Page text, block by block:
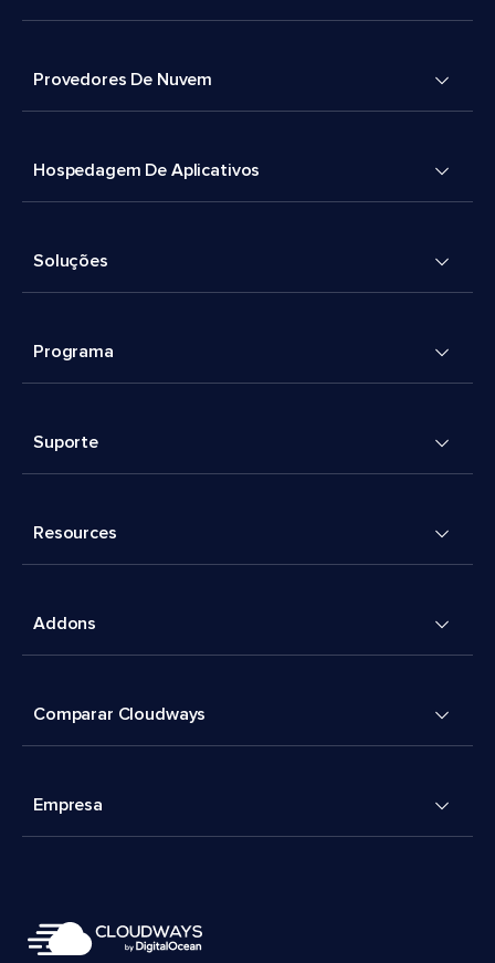
Provedores De Nuvem
Hospedagem De Aplicativos
Soluções
Programa
Suporte
Resources
Addons
Comparar Cloudways
Empresa